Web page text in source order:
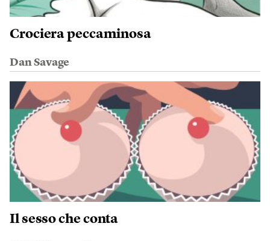
Crociera peccaminosa
Dan Savage
Il sesso che conta